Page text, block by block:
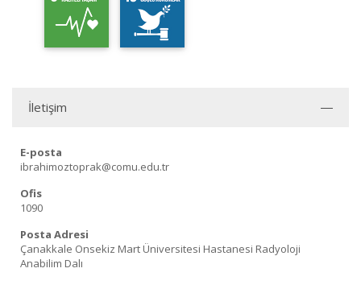
İletişim
E-posta
ibrahimoztoprak@comu.edu.tr
Ofis
1090
Posta Adresi
Çanakkale Onsekiz Mart Üniversitesi Hastanesi Radyoloji
Anabilim Dalı